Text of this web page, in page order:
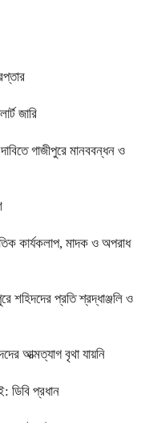
জারি
গাজীপুরে মানববন্ধন ও
কার্যকলাপ, মাদক ও অপরাধ
শহিদদের প্রতি শ্রদ্ধাঞ্জলি ও
আত্মত্যাগ বৃথা যায়নি
ডিবি প্রধান